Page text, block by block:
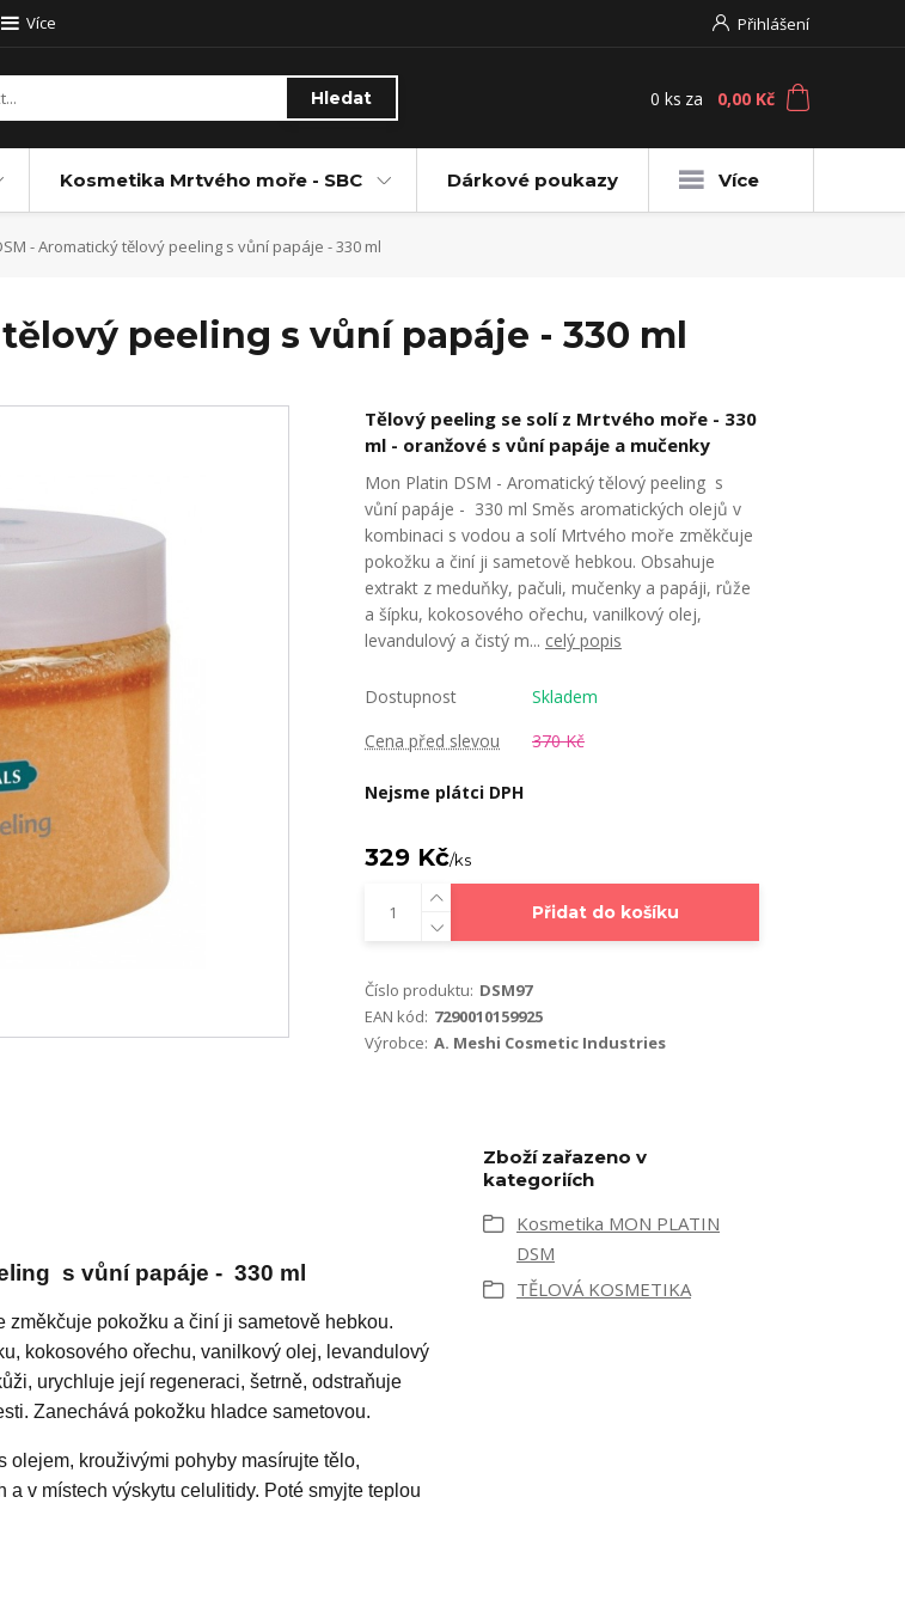
Více Přihlášení
Hledat 0 ks za 0,00 Kč
Kosmetika Mrtvého moře - SBC Dárkové poukazy Více
- Aromatický tělový peeling s vůní papáje - 330 ml
peeling s vůní papáje - 330 ml
Tělový peeling se solí z Mrtvého moře - 330
ml - oranžové s vůní papáje a mučenky
Mon Platin DSM - Aromatický tělový peeling s
vůní papáje - 330 ml Směs aromatických olejů v
kombinaci s vodou a solí Mrtvého moře změkčuje
pokožku a činí ji sametově hebkou. Obsahuje
extrakt z meduňky, pačuli, mučenky a papáji, růže
a šípku, kokosového ořechu, vanilkový olej,
levandulový a čistý m... celý popis
Dostupnost
Skladem
Cena před slevou
370 Kč
Nejsme plátci DPH
329 Kč/ks
Přidat do košíku
Číslo produktu: DSM97
EAN kód: 7290010159925
Výrobce: A. Meshi Cosmetic Industries
s vůní papáje - 330 ml
pokožku a činí ji sametově hebkou.
kokosového ořechu, vanilkový olej, levandulový
urychluje její regeneraci, šetrně, odstraňuje
Zanechává pokožku hladce sametovou.
olejem, krouživými pohyby masírujte tělo,
v místech výskytu celulitidy. Poté smyjte teplou
Zboží zařazeno v
kategoriích
Kosmetika MON PLATIN
DSM
TĚLOVÁ KOSMETIKA